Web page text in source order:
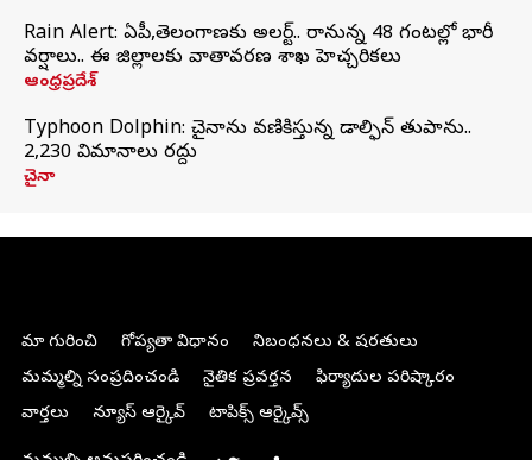
Rain Alert: ఏపీ,తెలంగాణకు అలర్ట్.. రానున్న 48 గంటల్లో భారీ
వర్షాలు.. ఈ జిల్లాలకు వాతావరణ శాఖ హెచ్చరికలు
ఆంధ్రప్రదేశ్
Typhoon Dolphin: చైనాను వణికిస్తున్న డాల్ఫిన్‌ తుపాను..
2,230 విమానాలు రద్దు
చైనా
మా గురించి గోప్యతా విధానం
నిబంధనలు & షరతులు
మమ్మల్ని సంప్రదించండి
నైతిక ప్రవర్తన
ఫిర్యాదుల పరిష్కారం
వార్తలు
న్యూస్ ఆర్కైవ్ టాపిక్స్ ఆర్కైవ్స్